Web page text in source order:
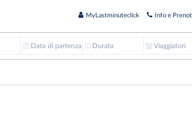
MyLastminuteclick Info e
Data di partenza Durata Viaggiatori